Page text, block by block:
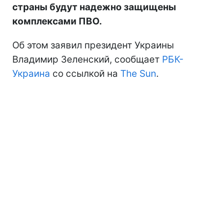
страны будут надежно защищены
комплексами ПВО.
Об этом заявил президент Украины
Владимир Зеленский, сообщает РБК-
Украина со ссылкой на The Sun.